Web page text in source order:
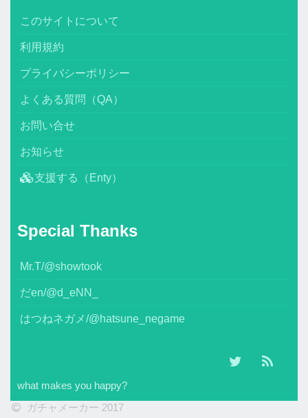
このサイトについて
利用規約
プライバシーポリシー
よくある質問（QA）
お問い合せ
お知らせ
支援する（Enty）
Special Thanks
Mr.T/@showtook
だen/@d_eNN_
はつねネガメ/@hatsune_negame
what makes you happy?
ガチャメーカー 2017